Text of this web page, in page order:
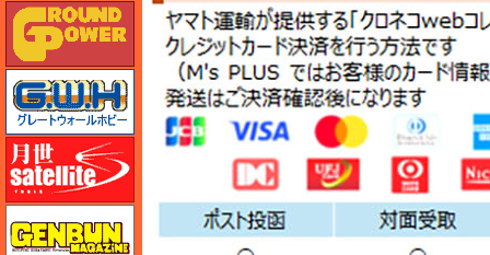
ガリレオ出版 グランドパワー
グレートウォールホビー
月世 サテライトツールス
ゲンブンマガジン